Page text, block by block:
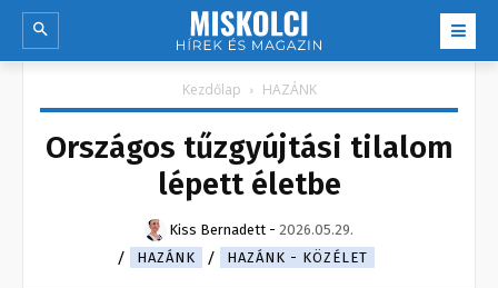
Kezdőlap HAZÁNK
Országos tűzgyújtási tilalom
lépett életbe
Kiss Bernadett - 2026.05.29.
HAZÁNK
HAZÁNK - KÖZÉLET